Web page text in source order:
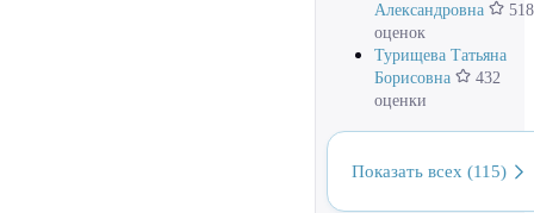
Александровна
518
оценок
Турищева Татьяна
Борисовна
432
оценки
Показать всех (115)